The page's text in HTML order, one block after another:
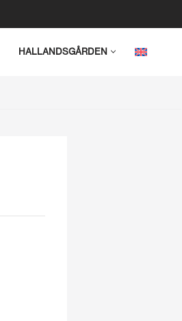
HALLANDSGÅRDEN